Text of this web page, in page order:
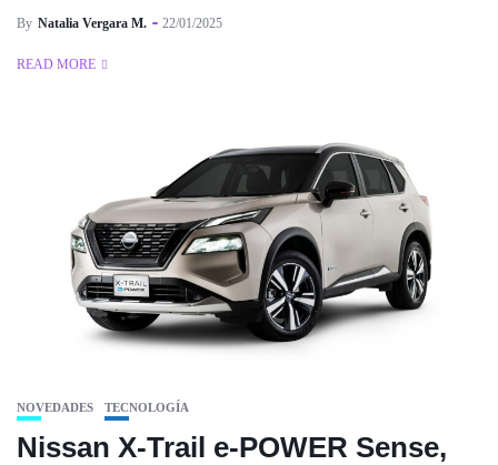
By Natalia Vergara M. 22/01/2025
READ MORE
NOVEDADES TECNOLOGÍA
Nissan X-Trail e-POWER Sense,